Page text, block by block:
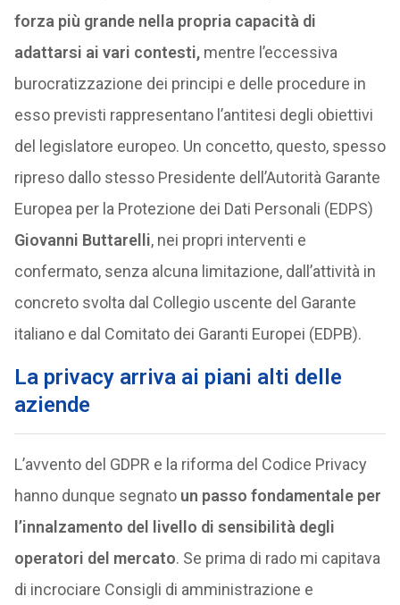
forza più grande nella propria capacità di
adattarsi ai vari contesti,mentre l’eccessiva
burocratizzazione dei principi e delle procedure in
esso previsti rappresentano l’antitesi degli obiettivi
del legislatore europeo. Un concetto, questo, spesso
ripreso dallo stesso Presidente dell’Autorità Garante
Europea per la Protezione dei Dati Personali (EDPS)
Giovanni Buttarelli, nei propri interventi e
confermato, senza alcuna limitazione, dall’attività in
concreto svolta dal Collegio uscente del Garante
italiano e dal Comitato dei Garanti Europei (EDPB).
La privacy arriva ai piani alti delle
aziende
L’avvento del GDPR e la riforma del Codice Privacy
hanno dunque segnato un passo fondamentale per
l’innalzamento del livello di sensibilità degli
operatori del mercato. Se prima di rado mi capitava
di incrociare Consigli di amministrazione e